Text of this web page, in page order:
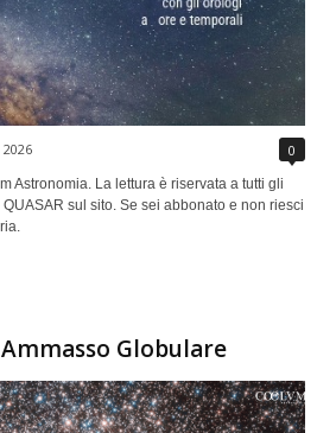
0
Astronomia. La lettura è riservata a tutti gli
sul sito. Se sei abbonato e non riesci
Ammasso Globulare